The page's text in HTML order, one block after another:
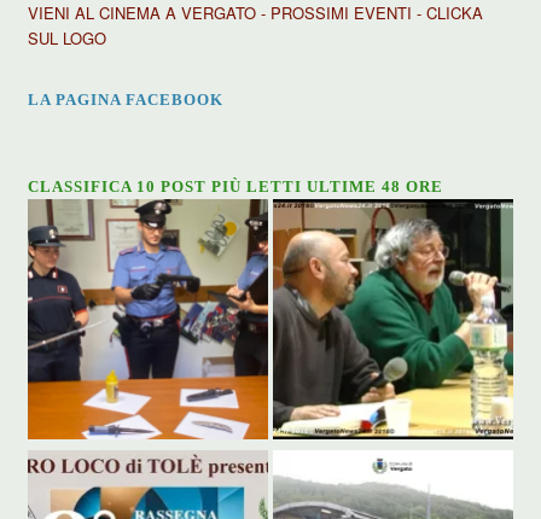
VIENI AL CINEMA A VERGATO - PROSSIMI EVENTI - CLICKA
SUL LOGO
LA PAGINA FACEBOOK
CLASSIFICA 10 POST PIÙ LETTI ULTIME 48 ORE